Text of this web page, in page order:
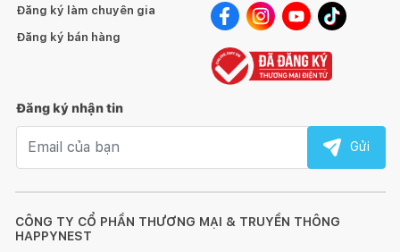
CÔNG TY CỔ PHẦN THƯƠNG MẠI & TRUYỀN THÔNG
HAPPYNEST
Đăng ký làm chuyên gia
Đăng ký bán hàng
Đăng ký nhận tin
Gửi